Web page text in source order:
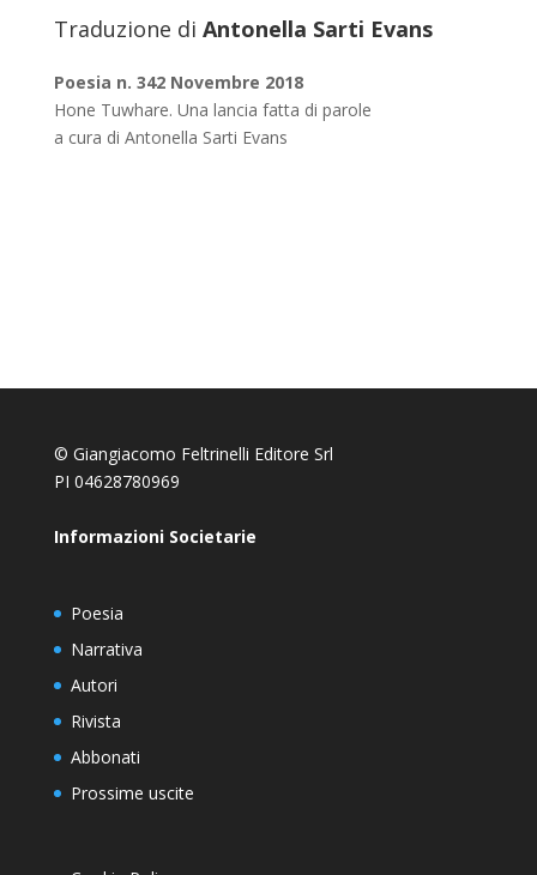
Traduzione di Antonella Sarti Evans
Poesia n. 342 Novembre 2018
Hone Tuwhare. Una lancia fatta di parole
a cura di Antonella Sarti Evans
© Giangiacomo Feltrinelli Editore Srl
PI 04628780969
Informazioni Societarie
Poesia
Narrativa
Autori
Rivista
Abbonati
Prossime uscite